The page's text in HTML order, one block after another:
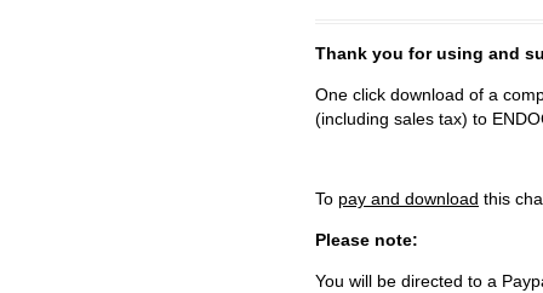
Thank you for using and
One click download of a
(including sales tax) to
To pay and download this
Please note:
You will be directed to a